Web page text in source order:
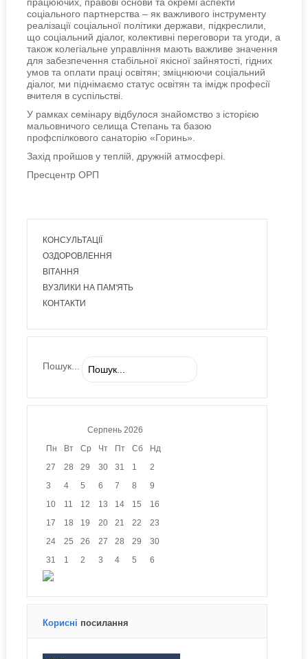
соціального партнерства – як важливого інструменту
реалізації соціальної політики держави, підкреслили,
що соціальний діалог, колективні переговори та угоди, а
також колегіальне управління мають важливе значення
для забезпечення стабільної якісної зайнятості, гідних
умов та оплати праці освітян; зміцнюючи соціальний
діалог, ми піднімаємо статус освітян та імідж професії
вчителя в суспільстві.
У рамках семінару відбулося знайомство з історією
мальовничого селища Степань та базою
профспілкового санаторію «Горинь».
Захід пройшов у теплій, дружній атмосфері.
Пресцентр ОРП
КОНСУЛЬТАЦІЇ
ОЗДОРОВЛЕННЯ
ВІТАННЯ
ВУЗЛИКИ НА ПАМ'ЯТЬ
КОНТАКТИ
Пошук...
Серпень 2026
Пн Вт Ср Чт Пт Сб Нд
27 28 29 30 31 1 2
3 4 5 6 7 8 9
10 11 12 13 14 15 16
17 18 19 20 21 22 23
24 25 26 27 28 29 30
31 1 2 3 4 5 6
Корисні посилання